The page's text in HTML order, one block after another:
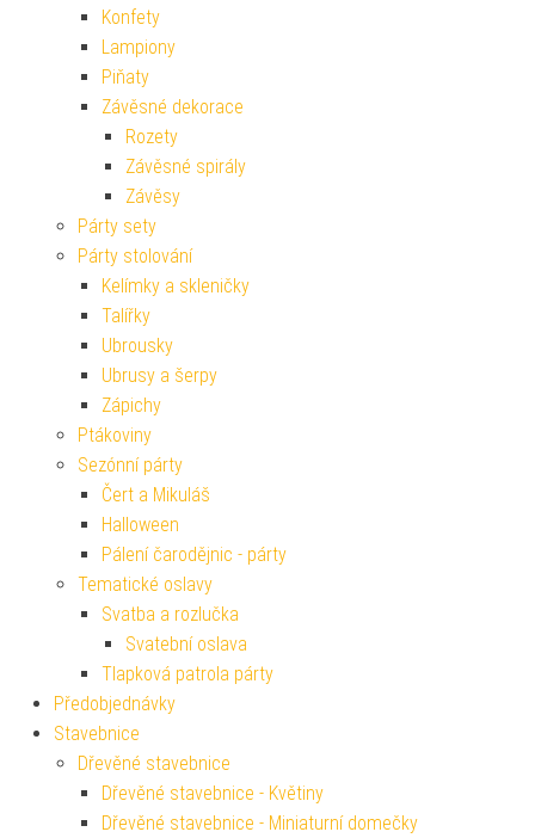
Konfety
Lampiony
Piňaty
Závěsné dekorace
Rozety
Závěsné spirály
Závěsy
Párty sety
Párty stolování
Kelímky a skleničky
Talířky
Ubrousky
Ubrusy a šerpy
Zápichy
Ptákoviny
Sezónní párty
Čert a Mikuláš
Halloween
Pálení čarodějnic - párty
Tematické oslavy
Svatba a rozlučka
Svatební oslava
Tlapková patrola párty
Předobjednávky
Stavebnice
Dřevěné stavebnice
Dřevěné stavebnice - Květiny
Dřevěné stavebnice - Miniaturní domečky